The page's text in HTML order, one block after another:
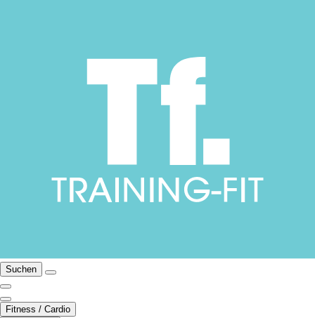
Suchen
Fitness / Cardio